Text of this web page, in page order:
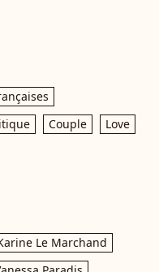
Couple Love
Le Marchand